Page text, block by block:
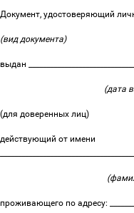
Документ, удостоверяющий
(вид документа)
выдан
(дата
(для доверенных лиц)
действующий от имени
проживающего по адресу: